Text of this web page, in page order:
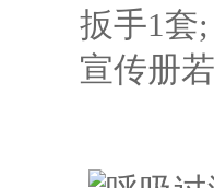
扳手1套;
宣传册